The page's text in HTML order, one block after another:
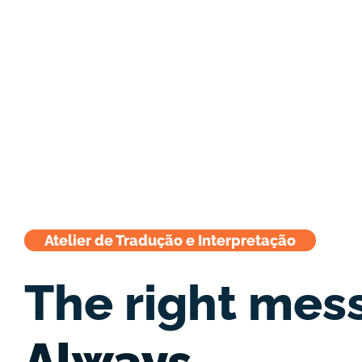
Atelier de Tradução e Interpretação
The right